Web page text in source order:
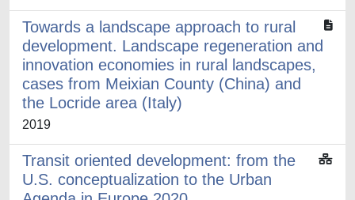
Towards a landscape approach to rural
development. Landscape regeneration and
innovation economies in rural landscapes,
cases from Meixian County (China) and
the Locride area (Italy)
2019
Transit oriented development: from the
U.S. conceptualization to the Urban